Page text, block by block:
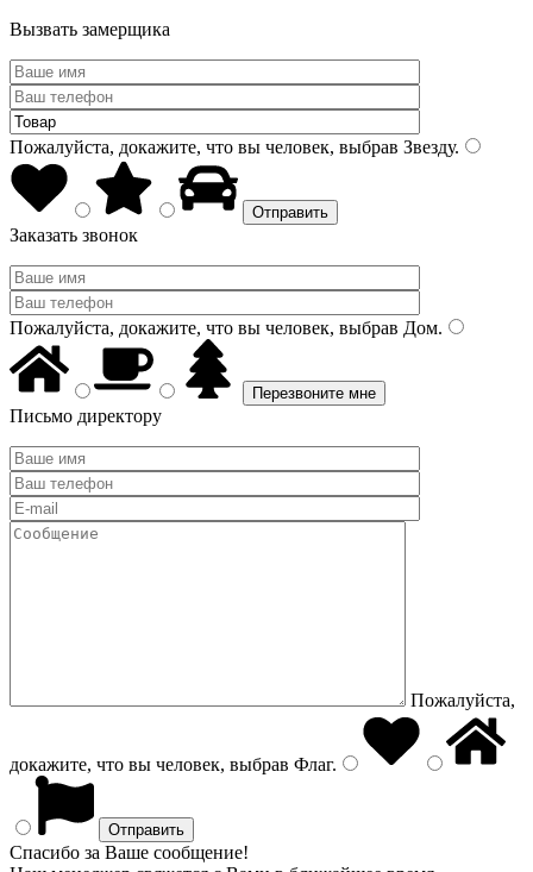
Вызвать замерщика
Пожалуйста, докажите, что вы человек, выбрав Звезду.
Заказать звонок
Пожалуйста, докажите, что вы человек, выбрав Дом.
Письмо директору
Пожалуйста,
докажите, что вы человек, выбрав Флаг.
Спасибо за Ваше сообщение!